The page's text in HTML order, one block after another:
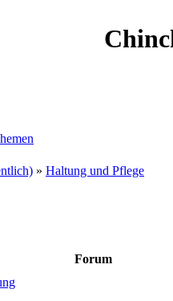
» Haltung und Pflege
Forum